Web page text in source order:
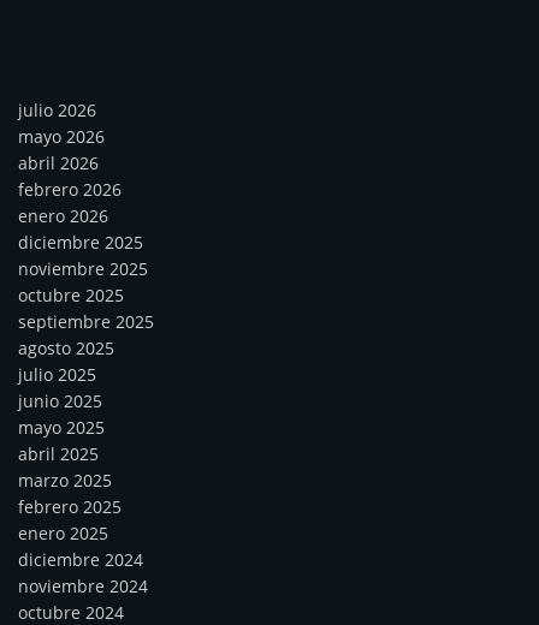
julio 2026
mayo 2026
abril 2026
febrero 2026
enero 2026
diciembre 2025
noviembre 2025
octubre 2025
septiembre 2025
agosto 2025
julio 2025
junio 2025
mayo 2025
abril 2025
marzo 2025
febrero 2025
enero 2025
diciembre 2024
noviembre 2024
octubre 2024